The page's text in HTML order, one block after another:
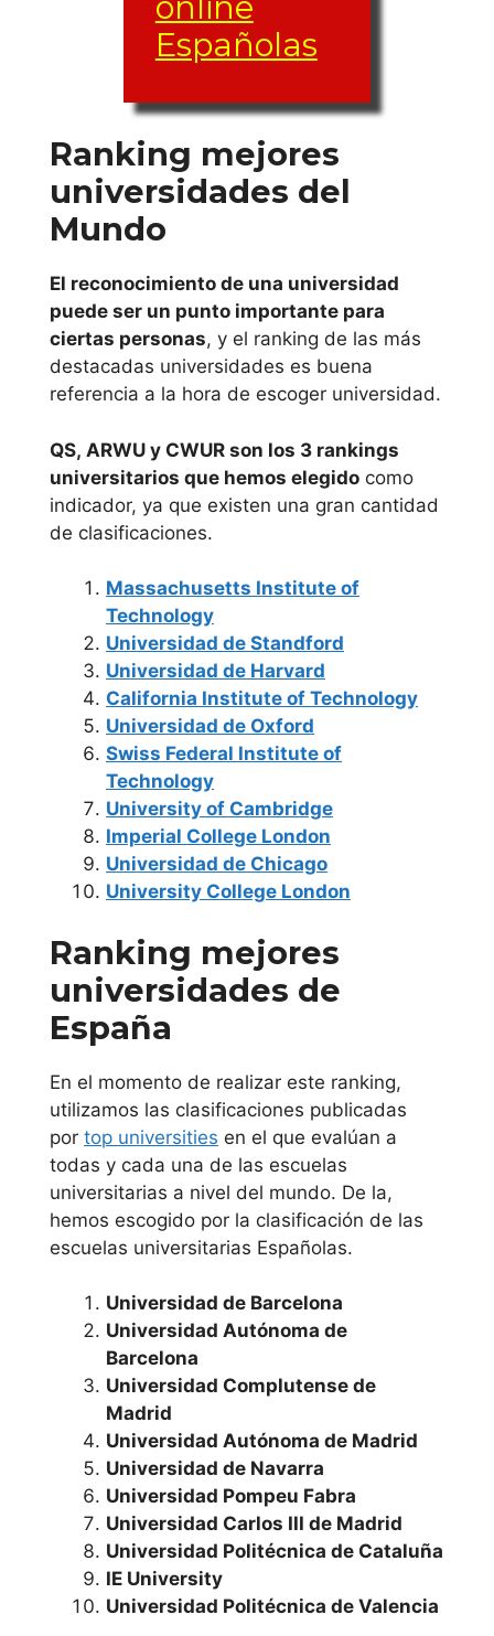
Universidad
Madrid
Universidad
Francisco de
Vitoria
Universidad
Nacional de
Educación a
Distancia U.N.E.D
Universidad
Politécnica de
Madrid
Pontificia
Comillas
Universidad Rey
Juan Carlos
Universidad San
Pablo C.E.U.
Comunidad
Foral de
Navarra
Universidad de
Navarra
Universidad
Pública de
Navarra
Comunidad
Valenciana
Universidad de
Alicante
Universitat
Jaume I de
Castellón
Universidad
Miguel
Hernández de
Elche
Españolas
Universidad
Virtual de
Salamanca
Instituto
Superior de
Educación,
Administració
n y Desarrollo
Masters
Online)
Mondragon
Unibertsitate
IMF Business
School
Ranking mejores
universidades del
Mundo
El reconocimiento de una universidad
puede ser un punto importante para
ciertas personas, y el ranking de las más
destacadas universidades es buena
referencia a la hora de escoger universidad.
QS, ARWU y CWUR son los 3 rankings
universitarios que hemos elegido como
indicador, ya que existen una gran cantidad
de clasificaciones.
Massachusetts Institute of
Technology
Universidad de Standford
Universidad de Harvard
California Institute of Technology
Universidad de Oxford
Swiss Federal Institute of
Technology
University of Cambridge
Imperial College London
Universidad de Chicago
University College London
Ranking mejores
universidades de
España
En el momento de realizar este ranking,
utilizamos las clasificaciones publicadas
por top universities en el que evalúan a
todas y cada una de las escuelas
universitarias a nivel del mundo. De la,
hemos escogido por la clasificación de las
escuelas universitarias Españolas.
Universidad de Barcelona
Universidad Autónoma de
Barcelona
Universidad Complutense de
Madrid
Universidad Autónoma de Madrid
Universidad de Navarra
Universidad Pompeu Fabra
Universidad Carlos III de Madrid
Universidad Politécnica de Cataluña
IE University
Universidad Politécnica de Valencia